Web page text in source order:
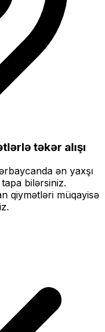
təkər alışı
ən yaxşı
bilərsiniz.
qiymətləri müqayisə